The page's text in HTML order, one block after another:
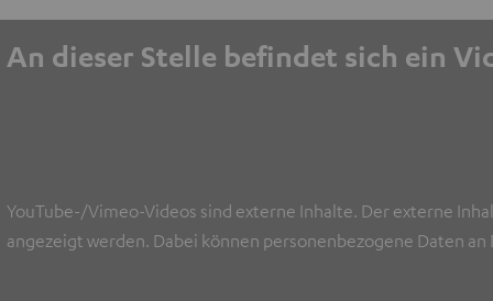
An dieser Stelle befindet sich ein
YouTube-/Vimeo-Videos sind externe Inhalte. Der externe
angezeigt werden. Dabei können personenbezogene Daten